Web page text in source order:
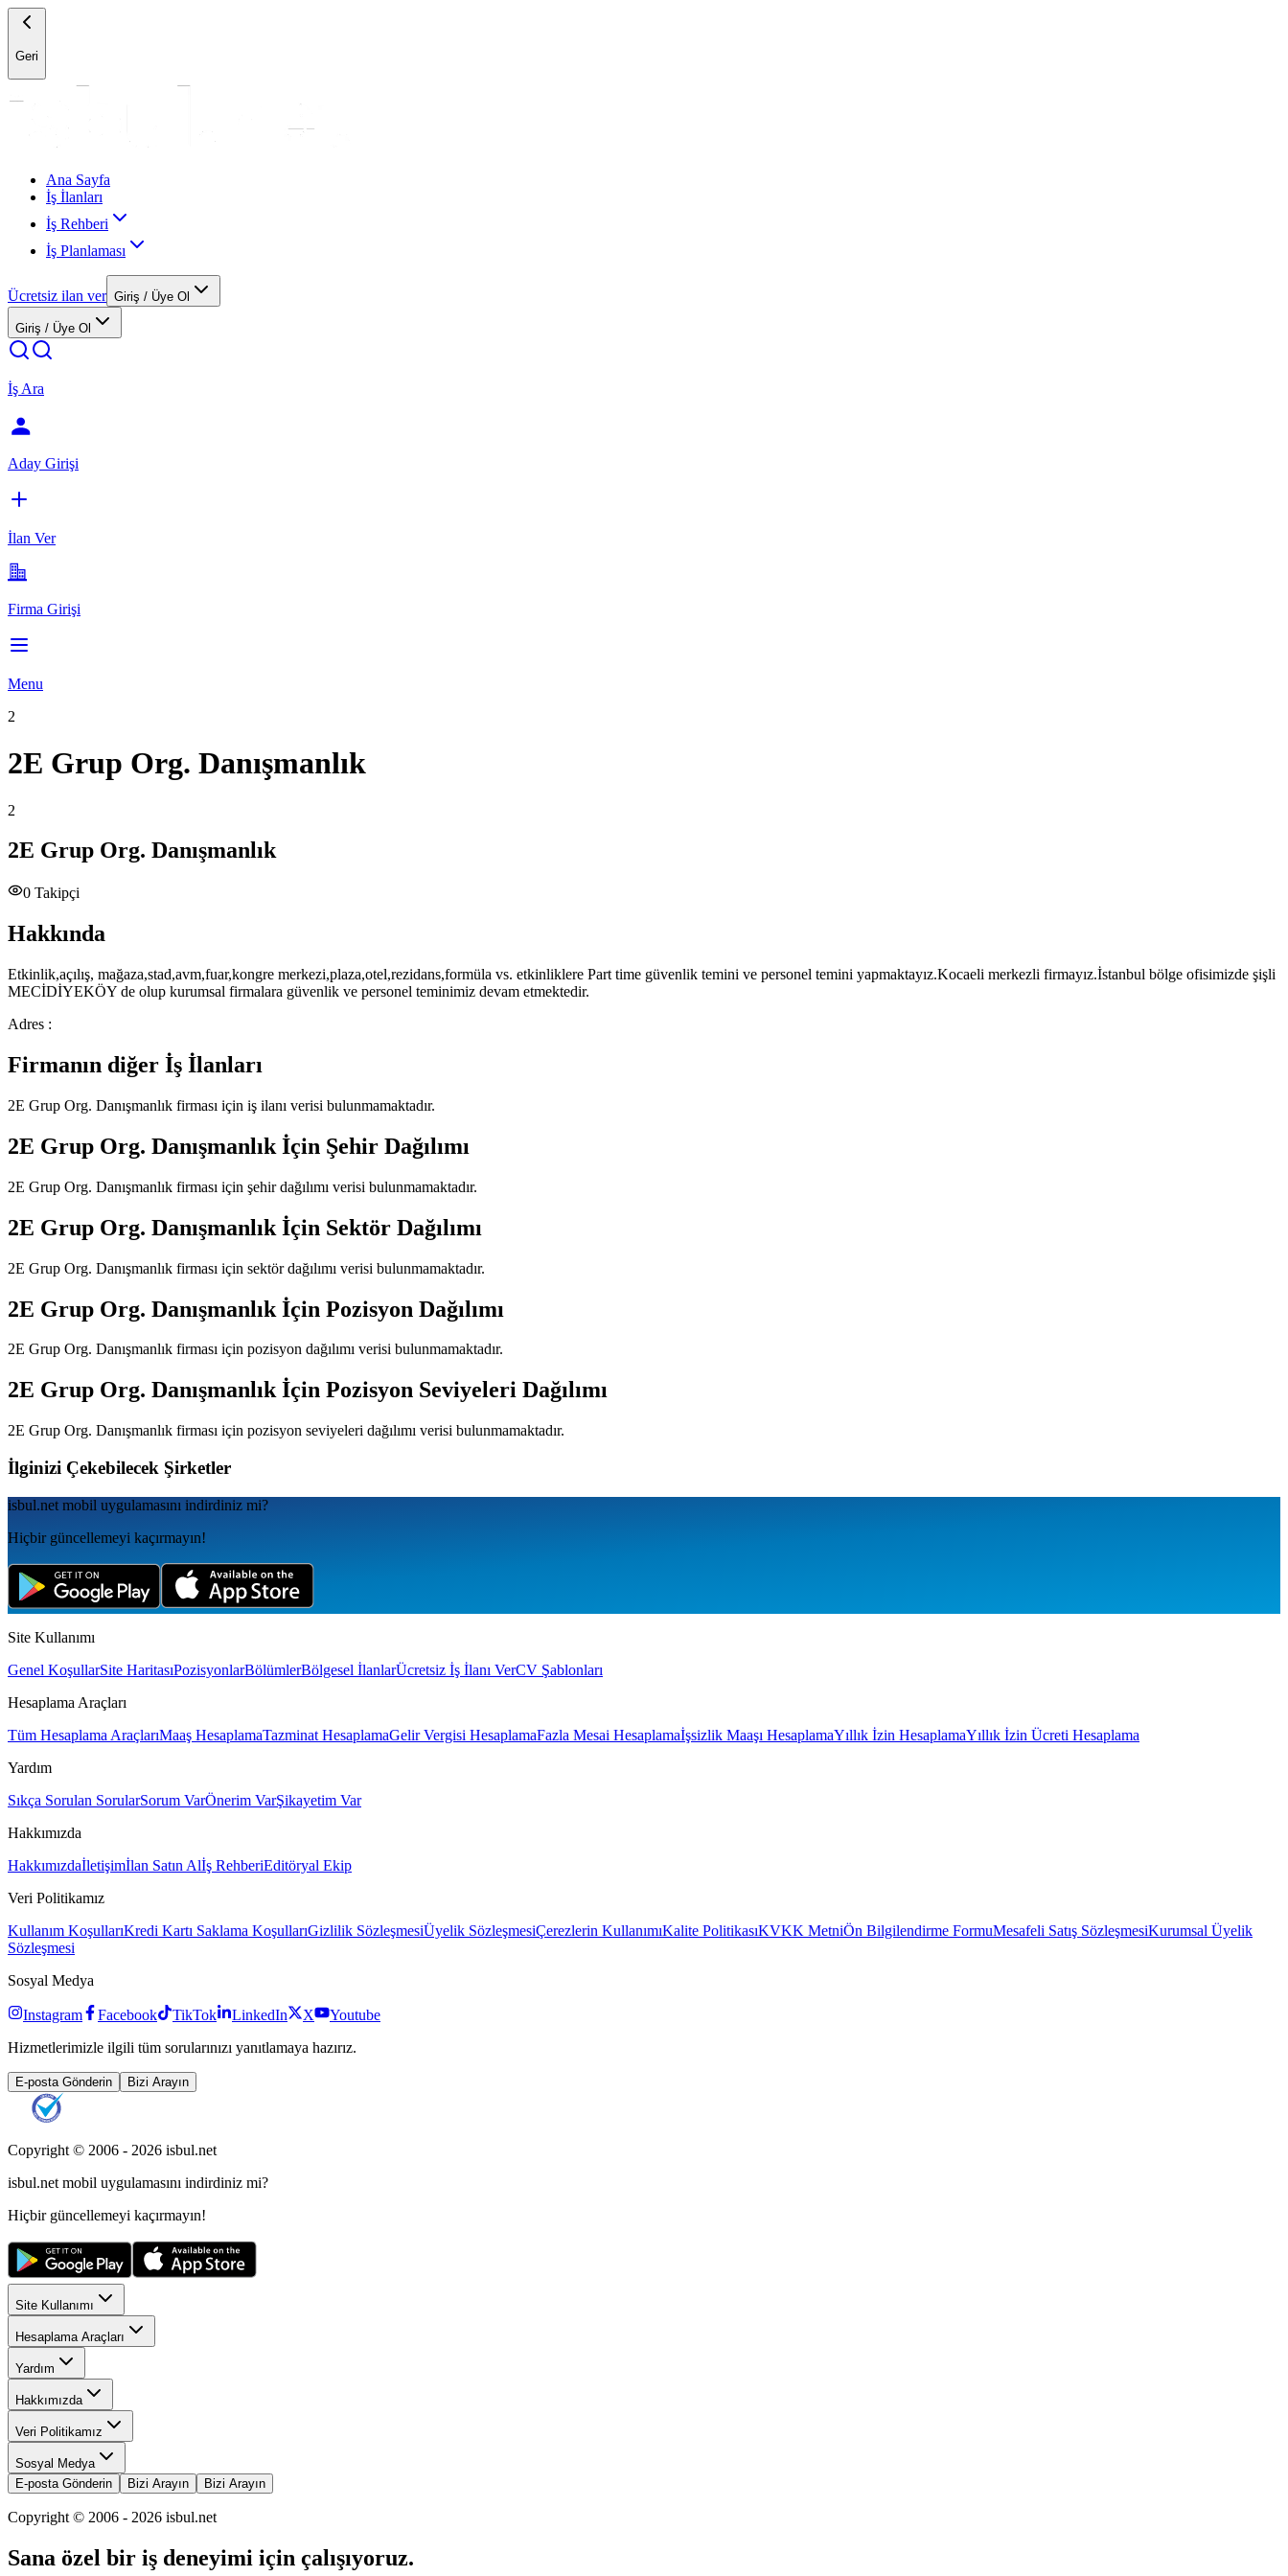
Geri
Ana Sayfa
İş İlanları
İş Rehberi
İş Planlaması
Ücretsiz ilan ver Giriş / Üye Ol
Giriş / Üye Ol
İş Ara
Aday Girişi
İlan Ver
Firma Girişi
Menu
2
2E Grup Org. Danışmanlık
2
2E Grup Org. Danışmanlık
0 Takipçi
Hakkında
Etkinlik,açılış, mağaza,stad,avm,fuar,kongre merkezi,plaza,otel,rezidans,formüla vs. etkinliklere Part time güvenlik temini ve personel temini yapmaktayız.Kocaeli merkezli firmayız.İstanbul bölge ofisimizde şişli
MECİDİYEKÖY de olup kurumsal firmalara güvenlik ve personel teminimiz devam etmektedir.
Adres :
Firmanın diğer İş İlanları
2E Grup Org. Danışmanlık firması için iş ilanı verisi bulunmamaktadır.
2E Grup Org. Danışmanlık İçin Şehir Dağılımı
2E Grup Org. Danışmanlık firması için şehir dağılımı verisi bulunmamaktadır.
2E Grup Org. Danışmanlık İçin Sektör Dağılımı
2E Grup Org. Danışmanlık firması için sektör dağılımı verisi bulunmamaktadır.
2E Grup Org. Danışmanlık İçin Pozisyon Dağılımı
2E Grup Org. Danışmanlık firması için pozisyon dağılımı verisi bulunmamaktadır.
2E Grup Org. Danışmanlıkİçin Pozisyon Seviyeleri Dağılımı
2E Grup Org. Danışmanlık firması için pozisyon seviyeleri dağılımı verisi bulunmamaktadır.
İlginizi Çekebilecek Şirketler
isbul.net mobil uygulamаsını indirdiniz mi?
Hiçbir güncellemeyi kaçırmayın!
Site Kullanımı
Genel KoşullarSite HaritasıPozisyonlarBölümlerBölgesel İlanlarÜcretsiz İş İlanı VerCV Şablonları
Hesaplama Araçları
Tüm Hesaplama AraçlarıMaaş HesaplamaTazminat HesaplamaGelir Vergisi HesaplamaFazla Mesai Hesaplamaİşsizlik Maaşı HesaplamaYıllık İzin HesaplamaYıllık İzin Ücreti Hesaplama
Yardım
Sıkça Sorulan SorularSorum VarÖnerim VarŞikayetim Var
Hakkımızda
Hakkımızdaİletişimİlan Satın Alİş RehberiEditöryal Ekip
Veri Politikamız
Kullanım KoşullarıKredi Kartı Saklama KoşullarıGizlilik SözleşmesiÜyelik SözleşmesiÇerezlerin KullanımıKalite PolitikasıKVKK MetniÖn Bilgilendirme FormuMesafeli Satış SözleşmesiKurumsal Üyelik
Sözleşmesi
Sosyal Medya
Instagram Facebook TikTok LinkedIn X
Youtube
Hizmetlerimizle ilgili tüm sorularınızı yanıtlamaya hazırız.
E-posta Gönderin Bizi Arayın
Copyright © 2006 - 2026 isbul.net
isbul.net mobil uygulamasını indirdiniz mi?
Hiçbir güncellemeyi kaçırmayın!
Site Kullanımı
Hesaplama Araçları
Yardım
Hakkımızda
Veri Politikamız
Sosyal Medya
E-posta Gönderin
Bizi Arayın Bizi Arayın
Copyright © 2006 - 2026 isbul.net
Sana özel bir iş deneyimi için çalışıyoruz.